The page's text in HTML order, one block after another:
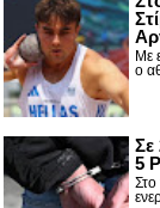
Με
ο
Σε
5
Στο